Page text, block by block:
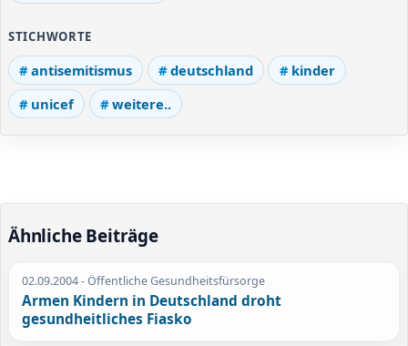
STICHWORTE
antisemitismus deutschland
kinder
unicef
weitere..
Ähnliche Beiträge
02.09.2004- Öffentliche Gesundheitsfürsorge
Armen Kindern in Deutschland droht
gesundheitliches Fiasko